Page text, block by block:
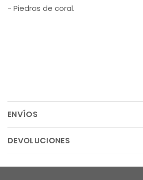
- Piedras de coral.
ENVÍOS
DEVOLUCIONES